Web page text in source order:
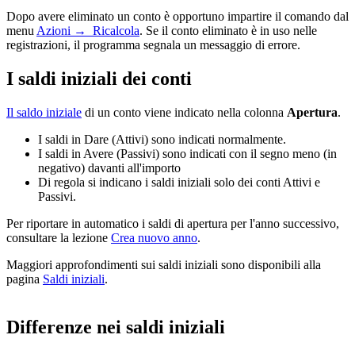
Dopo avere eliminato un conto è opportuno impartire il comando dal
menu Azioni → Ricalcola. Se il conto eliminato è in uso nelle
registrazioni, il programma segnala un messaggio di errore.
I saldi iniziali dei conti
Il saldo iniziale di un conto viene indicato nella colonna Apertura.
I saldi in Dare (Attivi) sono indicati normalmente.
I saldi in Avere (Passivi) sono indicati con il segno meno (in
negativo) davanti all'importo
Di regola si indicano i saldi iniziali solo dei conti Attivi e
Passivi.
Per riportare in automatico i saldi di apertura per l'anno successivo,
consultare la lezione Crea nuovo anno.
Maggiori approfondimenti sui saldi iniziali sono disponibili alla
pagina Saldi iniziali.
Differenze nei saldi iniziali